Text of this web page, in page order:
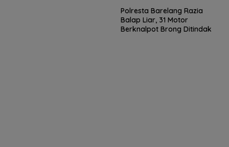
Polresta Barelang Razia
Balap Liar, 31 Motor
Berknalpot Brong Ditindak